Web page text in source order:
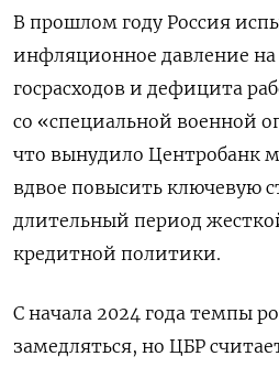
В прошлом году Россия
инфляционное давление
госрасходов и дефицита
со «специальной военной
что вынудило Центробанк
вдвое повысить ключевую
длительный период
кредитной политики.
С начала 2024 года темпы
замедляться, но ЦБР